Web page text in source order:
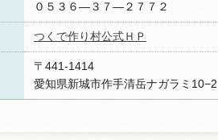
０５３６―３７―２７７２
つくで作り村公式ＨＰ
〒441-1414
愛知県新城市作手清岳ナガラミ10−2